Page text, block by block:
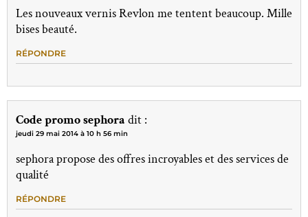
Les nouveaux vernis Revlon me tentent beaucoup. Mille
bises beauté.
RÉPONDRE
Code promo sephora dit :
jeudi 29 mai 2014 à 10 h 56 min
sephora propose des offres incroyables et des services de
qualité
RÉPONDRE